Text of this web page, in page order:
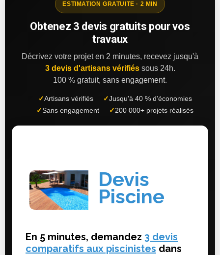
ESTIMATION GRATUITE · 2 MIN
Obtenez 3 devis gratuits pour vos
travaux
Décrivez votre projet en 2 minutes, recevez jusqu'à
3 devis d'artisans vérifiéssous 24h.
100 % gratuit, sans engagement.
✓Artisans vérifiés ✓Jusqu'à 40 % d'économies
✓Sans engagement ✓200 000+ projets réalisés